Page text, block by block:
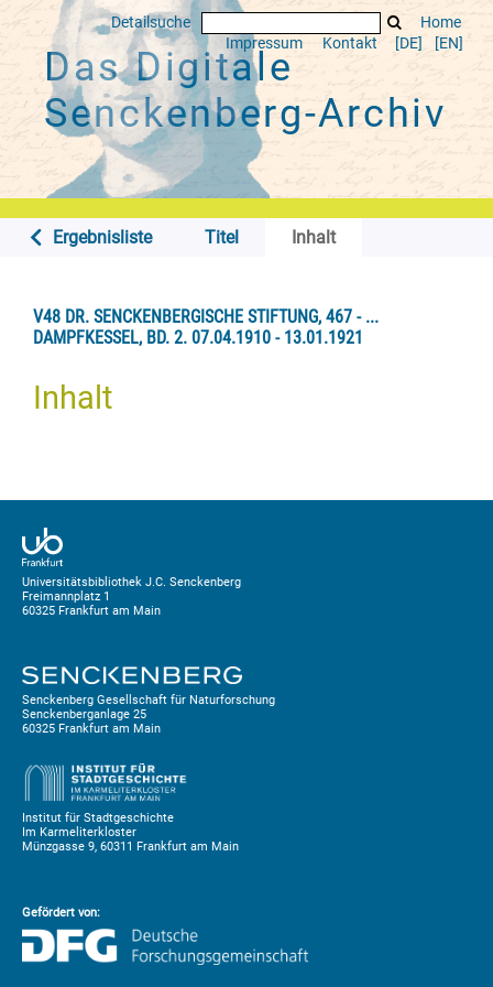
Detailsuche
Home
Impressum
Kontakt [DE] [EN]
Das Digitale
Senckenberg-Archiv
Ergebnisliste Titel Inhalt
V48 DR. SENCKENBERGISCHE STIFTUNG, 467 - ...
DAMPFKESSEL, BD. 2. 07.04.1910 - 13.01.1921
Inhalt
Universitätsbibliothek J.C. Senckenberg
Freimannplatz 1
60325 Frankfurt am Main
Senckenberg Gesellschaft für Naturforschung
Senckenberganlage 25
60325 Frankfurt am Main
Institut für Stadtgeschichte
Im Karmeliterkloster
Münzgasse 9, 60311 Frankfurt am Main
Gefördert von: